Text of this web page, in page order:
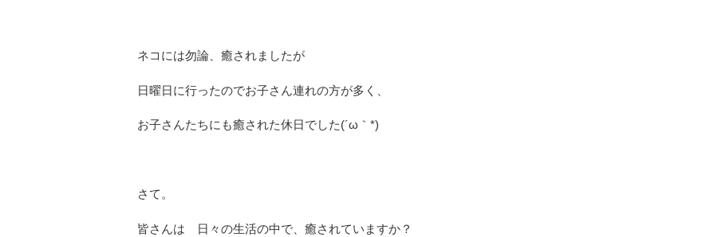
ネコには勿論、癒されましたが
日曜日に行ったのでお子さん連れの方が多く、
お子さんたちにも癒された休日でした(´ω｀*)
さて。
皆さんは 日々の生活の中で、癒されていますか？